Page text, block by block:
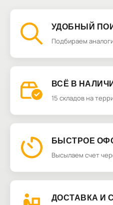
УДОБНЫЙ
Подбираем
ВСЁ В
15 складов на
БЫСТРОЕ
Высылаем счет
ДОСТАВКА И